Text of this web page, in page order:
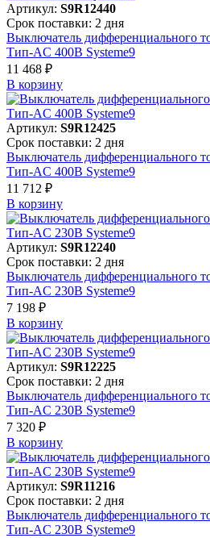
Артикул: S9R12440
Срок поставки: 2 дня
Выключатель дифференциального
Тип-AC 400В Systeme9
11 468 ₽
В корзинy
Артикул: S9R12425
Срок поставки: 2 дня
Выключатель дифференциального
Тип-AC 400В Systeme9
11 712 ₽
В корзинy
Артикул: S9R12240
Срок поставки: 2 дня
Выключатель дифференциального
Тип-AC 230В Systeme9
7 198 ₽
В корзинy
Артикул: S9R12225
Срок поставки: 2 дня
Выключатель дифференциального
Тип-AC 230В Systeme9
7 320 ₽
В корзинy
Артикул: S9R11216
Срок поставки: 2 дня
Выключатель дифференциального
Тип-AC 230В Systeme9